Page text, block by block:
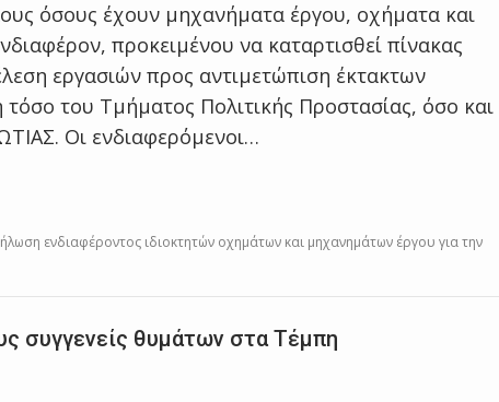
όσους έχουν μηχανήματα έργου, οχήματα και
προκειμένου να καταρτισθεί πίνακας
εργασιών προς αντιμετώπιση έκτακτων
του Τμήματος Πολιτικής Προστασίας, όσο και
Οι ενδιαφερόμενοι…
ενδιαφέροντος ιδιοκτητών οχημάτων και μηχανημάτων έργου για την
συγγενείς θυμάτων στα Τέμπη